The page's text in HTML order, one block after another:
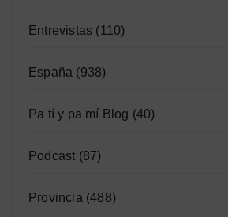
Entrevistas (110)
España (938)
Pa tí y pa mí Blog (40)
Podcast (87)
Provincia (488)